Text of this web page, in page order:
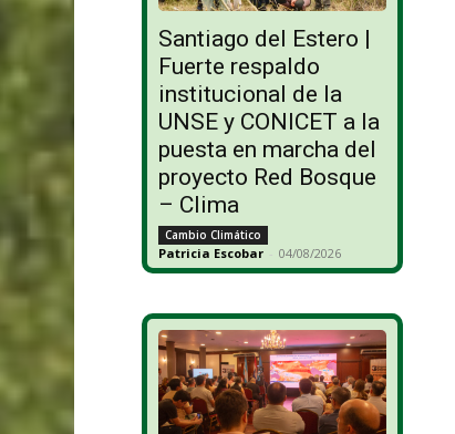
Santiago del Estero |
Fuerte respaldo
institucional de la
UNSE y CONICET a la
puesta en marcha del
proyecto Red Bosque
– Clima
Cambio Climático
Patricia Escobar - 04/08/2026